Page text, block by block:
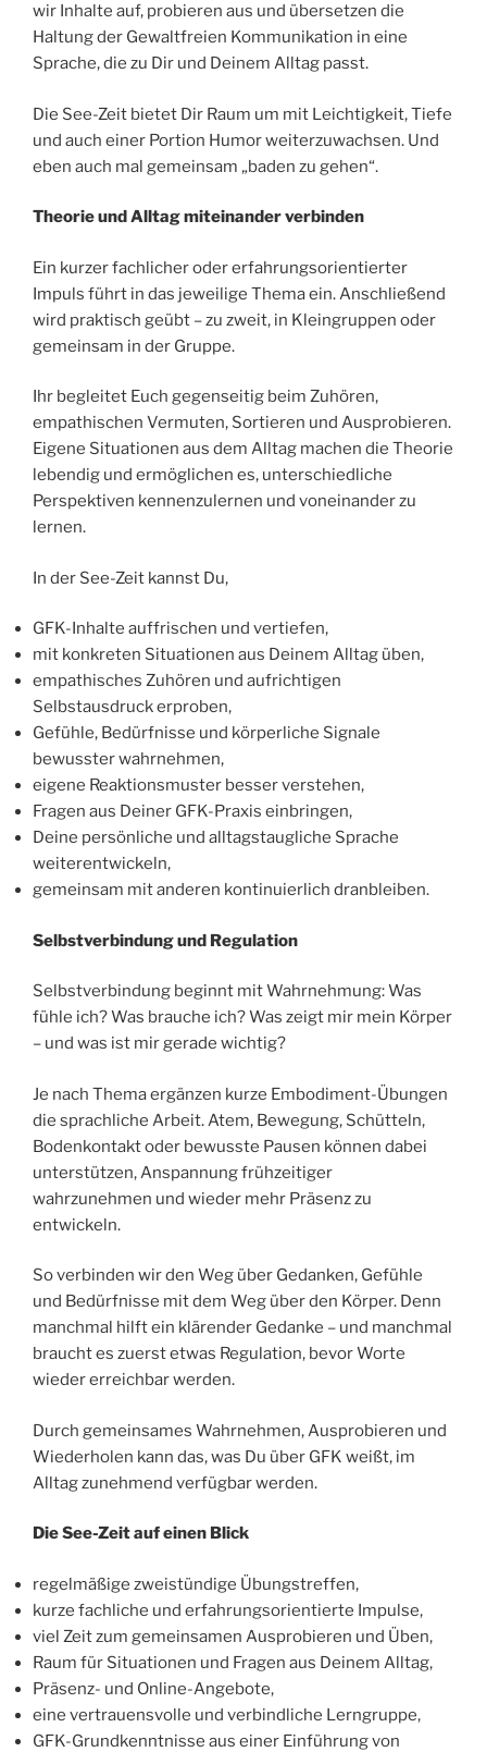
wir Inhalte auf, probieren aus und übersetzen die
Haltung der Gewaltfreien Kommunikation in eine
Sprache, die zu Dir und Deinem Alltag passt.
Die See-Zeit bietet Dir Raum um mit Leichtigkeit, Tiefe
und auch einer Portion Humor weiterzuwachsen. Und
eben auch mal gemeinsam „baden zu gehen“.
Theorie und Alltag miteinander verbinden
Ein kurzer fachlicher oder erfahrungsorientierter
Impuls führt in das jeweilige Thema ein. Anschließend
wird praktisch geübt – zu zweit, in Kleingruppen oder
gemeinsam in der Gruppe.
Ihr begleitet Euch gegenseitig beim Zuhören,
empathischen Vermuten, Sortieren und Ausprobieren.
Eigene Situationen aus dem Alltag machen die Theorie
lebendig und ermöglichen es, unterschiedliche
Perspektiven kennenzulernen und voneinander zu
lernen.
In der See-Zeit kannst Du,
GFK-Inhalte auffrischen und vertiefen,
mit konkreten Situationen aus Deinem Alltag üben,
empathisches Zuhören und aufrichtigen
Selbstausdruck erproben,
Gefühle, Bedürfnisse und körperliche Signale
bewusster wahrnehmen,
eigene Reaktionsmuster besser verstehen,
Fragen aus Deiner GFK-Praxis einbringen,
Deine persönliche und alltagstaugliche Sprache
weiterentwickeln,
gemeinsam mit anderen kontinuierlich dranbleiben.
Selbstverbindung und Regulation
Selbstverbindung beginnt mit Wahrnehmung: Was
fühle ich? Was brauche ich? Was zeigt mir mein Körper
– und was ist mir gerade wichtig?
Je nach Thema ergänzen kurze Embodiment-Übungen
die sprachliche Arbeit. Atem, Bewegung, Schütteln,
Bodenkontakt oder bewusste Pausen können dabei
unterstützen, Anspannung frühzeitiger
wahrzunehmen und wieder mehr Präsenz zu
entwickeln.
So verbinden wir den Weg über Gedanken, Gefühle
und Bedürfnisse mit dem Weg über den Körper. Denn
manchmal hilft ein klärender Gedanke – und manchmal
braucht es zuerst etwas Regulation, bevor Worte
wieder erreichbar werden.
Durch gemeinsames Wahrnehmen, Ausprobieren und
Wiederholen kann das, was Du über GFK weißt, im
Alltag zunehmend verfügbar werden.
Die See-Zeit auf einen Blick
regelmäßige zweistündige Übungstreffen,
kurze fachliche und erfahrungsorientierte Impulse,
viel Zeit zum gemeinsamen Ausprobieren und Üben,
Raum für Situationen und Fragen aus Deinem Alltag,
Präsenz- und Online-Angebote,
eine vertrauensvolle und verbindliche Lerngruppe,
GFK-Grundkenntnisse aus einer Einführung von